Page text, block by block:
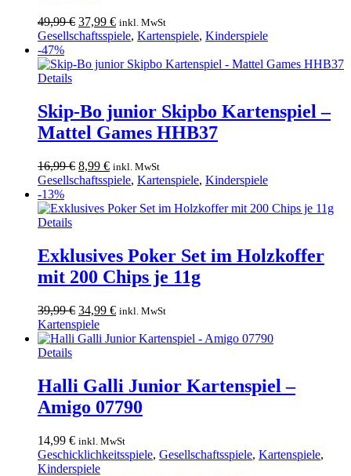
49,99€ Ursprünglicher
Preis
49,99 €
37,99 €Aktueller
Preis
37,99 €.
inkl. MwSt
Gesellschaftsspiele, Kartenspiele, Kinderspiele
-47%
Details
Skip-Bo junior Skipbo Kartenspiel –
Mattel Games HHB37
16,99€ Ursprünglicher
Preis
16,99 €
8,99 €Aktueller
Preis
8,99 €.
inkl. MwSt
Gesellschaftsspiele, Kartenspiele, Kinderspiele
-13%
Details
Exklusives Poker Set im Holzkoffer
mit 200 Chips je 11g
39,99€ Ursprünglicher
Preis
war:
34,99 €Aktueller
ist:
inkl. MwSt
Kartenspiele
Details
Halli Galli Junior Kartenspiel –
Amigo 07790
14,99 € inkl. MwSt
Geschicklichkeitsspiele, Gesellschaftsspiele, Kartenspiele,
Kinderspiele